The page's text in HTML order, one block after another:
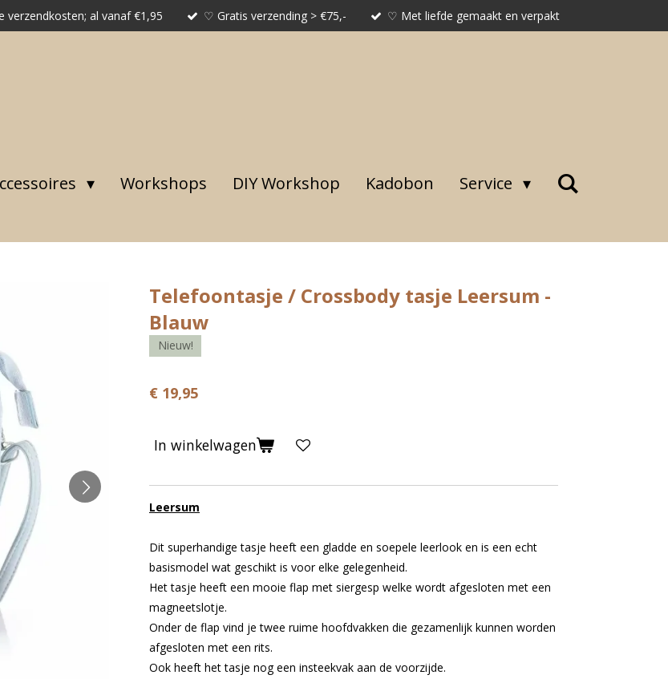
verzendkosten; al vanaf €1,95 ♡ Gratis verzending > €75,- ♡ Met liefde gemaakt en verpakt
Workshops DIY Workshop Kadobon Service
Telefoontasje / Crossbody tasje Leersum -
Blauw
Nieuw!
€ 19,95
In winkelwagen
Leersum
Dit superhandige tasje heeft een gladde en soepele leerlook en is een echt
basismodel wat geschikt is voor elke gelegenheid.
Het tasje heeft een mooie flap met siergesp welke wordt afgesloten met een
magneetslotje.
Onder de flap vind je twee ruime hoofdvakken die gezamenlijk kunnen worden
afgesloten met een rits.
Ook heeft het tasje nog een insteekvak aan de voorzijde.